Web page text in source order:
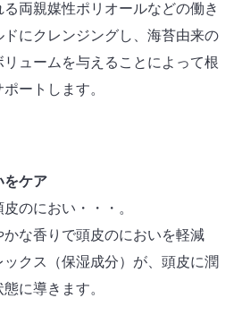
両親媒性ポリオールなどの働き
にクレンジングし、海苔由来の
ュームを与えることによって根
ートします。
をケア
のにおい・・・。
な香りで頭皮のにおいを軽減
ックス（保湿成分）が、頭皮に潤
に導きます。